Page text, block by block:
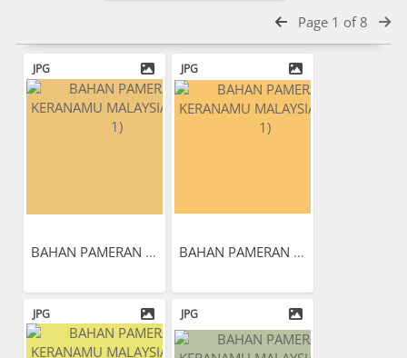
Page 1 of 8
JPG
BAHAN PAMERAN KERANAMU...
JPG
BAHAN PAMERAN KERANAMU...
JPG JPG